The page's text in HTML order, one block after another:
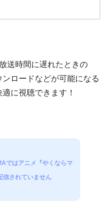
送時間に遅れたときの
ンロードなどが可能になる
に視聴できます！
ではアニメ『やくならマ
信されていません